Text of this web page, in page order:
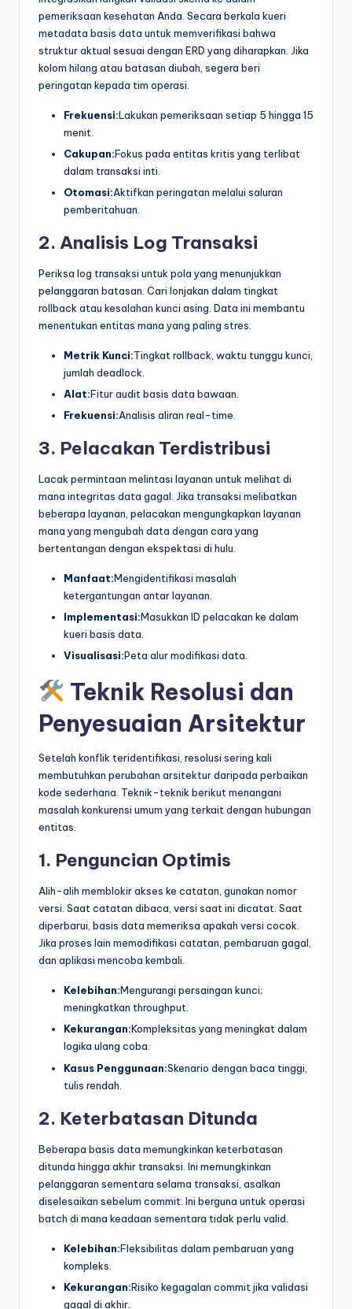
pemeriksaan kesehatan Anda. Secara berkala kueri
metadata basis data untuk memverifikasi bahwa
struktur aktual sesuai dengan ERD yang diharapkan. Jika
kolom hilang atau batasan diubah, segera beri
peringatan kepada tim operasi.
Frekuensi:Lakukan pemeriksaan setiap 5 hingga 15
menit.
Cakupan:Fokus pada entitas kritis yang terlibat
dalam transaksi inti.
Otomasi:Aktifkan peringatan melalui saluran
pemberitahuan.
2. Analisis Log Transaksi
Periksa log transaksi untuk pola yang menunjukkan
pelanggaran batasan. Cari lonjakan dalam tingkat
rollback atau kesalahan kunci asing. Data ini membantu
menentukan entitas mana yang paling stres.
Metrik Kunci:Tingkat rollback, waktu tunggu kunci,
jumlah deadlock.
Alat:Fitur audit basis data bawaan.
Frekuensi:Analisis aliran real-time.
3. Pelacakan Terdistribusi
Lacak permintaan melintasi layanan untuk melihat di
mana integritas data gagal. Jika transaksi melibatkan
beberapa layanan, pelacakan mengungkapkan layanan
mana yang mengubah data dengan cara yang
bertentangan dengan ekspektasi di hulu.
Manfaat:Mengidentifikasi masalah
ketergantungan antar layanan.
Implementasi:Masukkan ID pelacakan ke dalam
kueri basis data.
Visualisasi:Peta alur modifikasi data.
Teknik Resolusi dan
Penyesuaian Arsitektur
Setelah konflik teridentifikasi, resolusi sering kali
membutuhkan perubahan arsitektur daripada perbaikan
kode sederhana. Teknik-teknik berikut menangani
masalah konkurensi umum yang terkait dengan hubungan
entitas.
1. Penguncian Optimis
Alih-alih memblokir akses ke catatan, gunakan nomor
versi. Saat catatan dibaca, versi saat ini dicatat. Saat
diperbarui, basis data memeriksa apakah versi cocok.
Jika proses lain memodifikasi catatan, pembaruan gagal,
dan aplikasi mencoba kembali.
Kelebihan:Mengurangi persaingan kunci;
meningkatkan throughput.
Kekurangan:Kompleksitas yang meningkat dalam
logika ulang coba.
Kasus Penggunaan:Skenario dengan baca tinggi,
tulis rendah.
2. Keterbatasan Ditunda
Beberapa basis data memungkinkan keterbatasan
ditunda hingga akhir transaksi. Ini memungkinkan
pelanggaran sementara selama transaksi, asalkan
diselesaikan sebelum commit. Ini berguna untuk operasi
batch di mana keadaan sementara tidak perlu valid.
Kelebihan:Fleksibilitas dalam pembaruan yang
kompleks.
Kekurangan:Risiko kegagalan commit jika validasi
gagal di akhir.